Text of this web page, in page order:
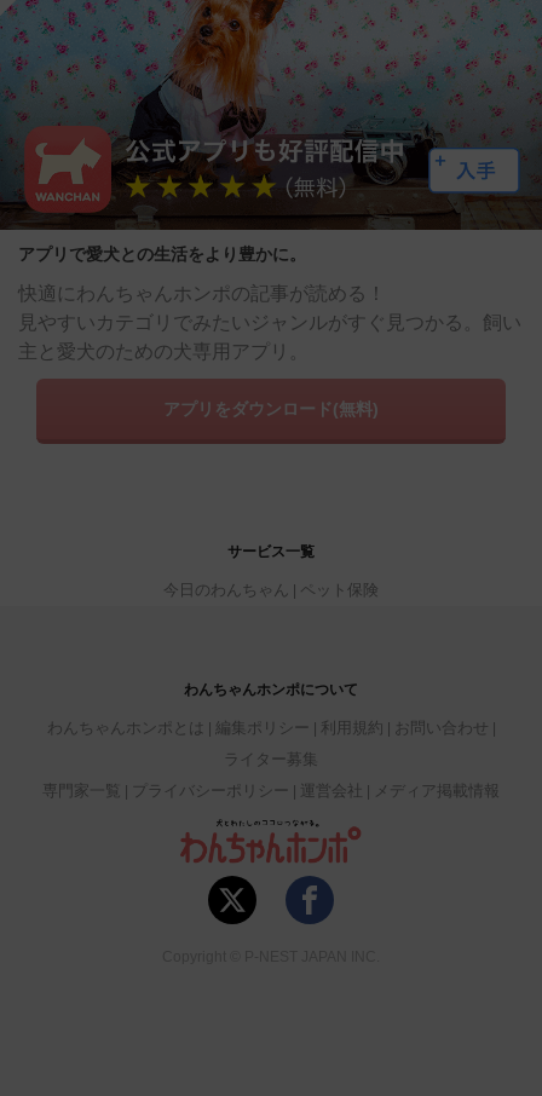
アプリで愛犬との生活をより豊かに。
快適にわんちゃんホンポの記事が読める！
見やすいカテゴリでみたいジャンルがすぐ見つかる。飼い
主と愛犬のための犬専用アプリ。
アプリをダウンロード(無料)
サービス一覧
今日のわんちゃん ペット保険
わんちゃんホンポについて
わんちゃんホンポとは 編集ポリシー 利用規約
お問い合わせ
ライター募集
専門家一覧
プライバシーポリシー 運営会社 メディア掲載情報